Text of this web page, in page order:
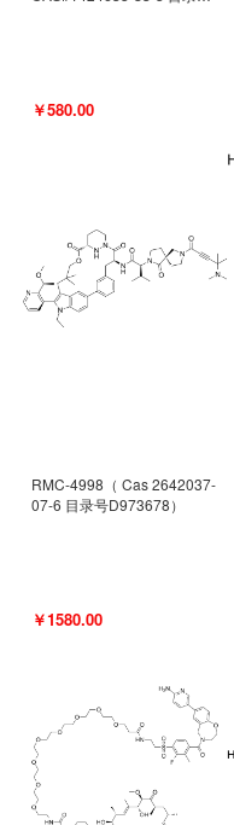
￥580.00
RMC-4998（ Cas 2642037-
07-6 目录号D973678）
￥1580.00